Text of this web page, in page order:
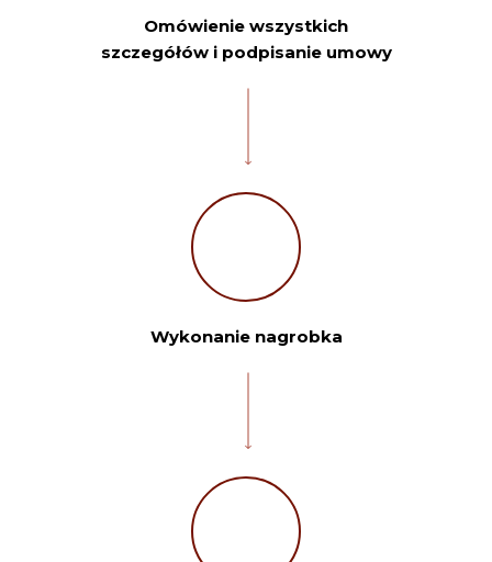
Omówienie wszystkich
szczegółów i podpisanie umowy
Wykonanie nagrobka